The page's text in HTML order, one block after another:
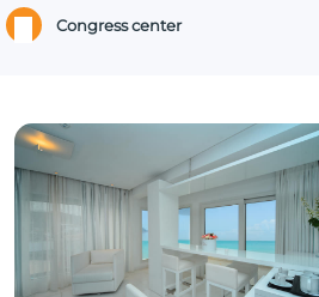
Congress center